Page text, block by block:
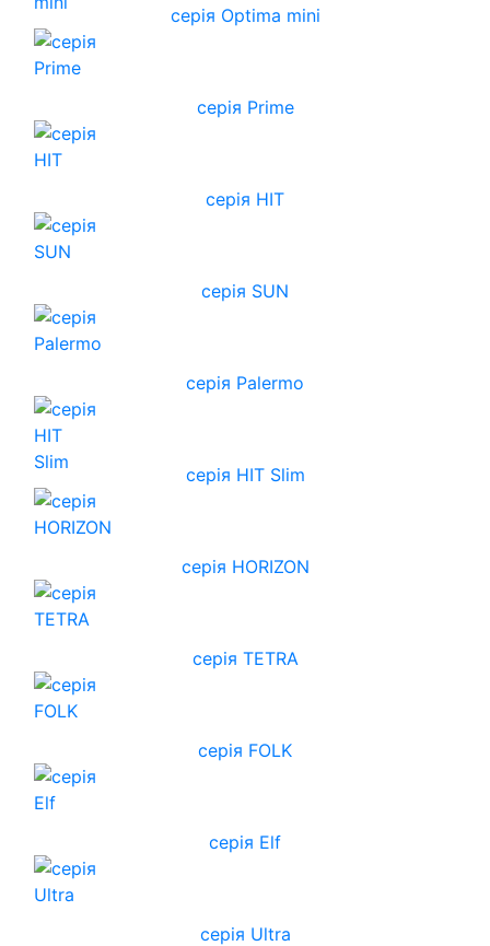
серія Optima mini
серія Prime
серія HIT
серія SUN
серія Palermo
серія HIT Slim
cерія HORIZON
серія TETRA
серія FOLK
серія Elf
серія Ultra